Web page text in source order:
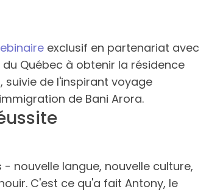
exclusif en partenariat avec
Québec à obtenir la résidence
suivie de l'inspirant voyage
de Bani Arora.
nouvelle langue, nouvelle culture,
C'est ce qu'a fait Antony, le